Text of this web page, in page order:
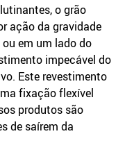
o grão
ação da gravidade
em um lado do
impecável do
Este revestimento
fixação flexível
produtos são
de saírem da